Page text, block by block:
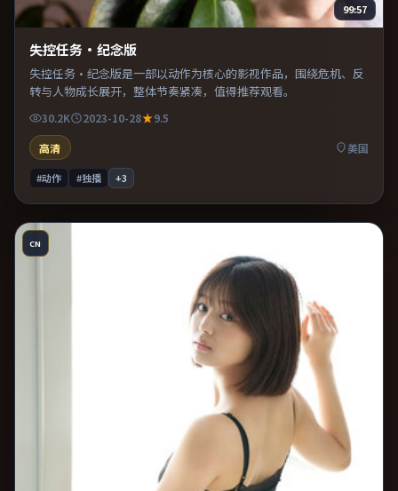
99:57
失控任务·纪念版
失控任务·纪念版是一部以动作为核心的影视作品，围绕危机、反
转与人物成长展开，整体节奏紧凑，值得推荐观看。
30.2K 2023-10-28
9.5
高清
美国
#动作 #独播 +3
CN